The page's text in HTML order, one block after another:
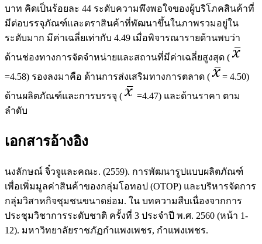
บาท คิดเป็นร้อยละ 44 ระดับความพึงพอใจของผู้บริโภคสินค้าที่
มีต่อบรรจุภัณฑ์และตราสินค้าที่พัฒนาขึ้นในภาพรวมอยู่ใน
ระดับมาก มีค่าเฉลี่ยเท่ากับ 4.49 เมื่อพิจารณารายด้านพบว่า
ด้านช่องทางการจัดจำหน่ายและสถานที่มีค่าเฉลี่ยสูงสุด (
=4.58) รองลงมาคือ ด้านการส่งเสริมทางการตลาด (
= 4.50)
ด้านผลิตภัณฑ์และการบรรจุ (
=4.47) และด้านราคา ตาม
ลำดับ
เอกสารอ้างอิง
นงลักษณ์ จิ๋วจูและคณะ. (2559). การพัฒนารูปแบบผลิตภัณฑ์
เพื่อเพิ่มมูลค่าสินค้าของกลุ่มโอทอป (OTOP) และบริหารจัดการ
กลุ่มวิสาหกิจชุมชนขนาดย่อม. ใน บทความสืบเนื่องจากการ
ประชุมวิชาการระดับชาติ ครั้งที่ 3 ประจำปี พ.ศ. 2560 (หน้า 1-
12). มหาวิทยาลัยราชภัฏกำแพงเพชร, กำแพงเพชร.